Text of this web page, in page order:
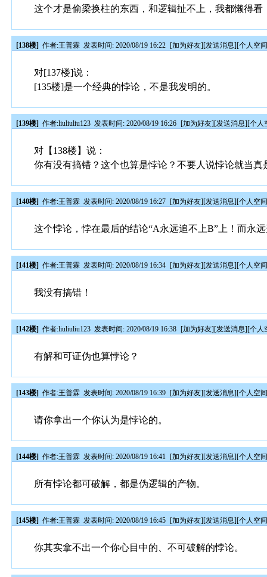
这个才是偷梁换柱的东西，和逻辑扯不上，我都懒得看
[138楼] 作者:王普霖 发表时间: 2020/08/19 16:22 [加为好友][发送消息][个人空
对[137楼]说：
[135楼]是一个经典的悖论，不是我发明的。
[139楼] 作者:liuliuliu123 发表时间: 2020/08/19 16:26 [加为好友][发送消息][个人
对【138楼】说：
你有没有搞错？这个也算是悖论？不要人说悖论就当真
[140楼] 作者:王普霖 发表时间: 2020/08/19 16:27 [加为好友][发送消息][个人空
这个悖论，悖在最后的结论“A永远追不上B”上！而永
[141楼] 作者:王普霖 发表时间: 2020/08/19 16:34 [加为好友][发送消息][个人空
我没有搞错！
[142楼] 作者:liuliuliu123 发表时间: 2020/08/19 16:38 [加为好友][发送消息][个人
有解和可证伪也算悖论？
[143楼] 作者:王普霖 发表时间: 2020/08/19 16:39 [加为好友][发送消息][个人空
请你拿出一个你认为是悖论的。
[144楼] 作者:王普霖 发表时间: 2020/08/19 16:41 [加为好友][发送消息][个人空
所有悖论都可破解，都是伪逻辑的产物。
[145楼] 作者:王普霖 发表时间: 2020/08/19 16:45 [加为好友][发送消息][个人空
你其实拿不出一个你心目中的、不可破解的悖论。